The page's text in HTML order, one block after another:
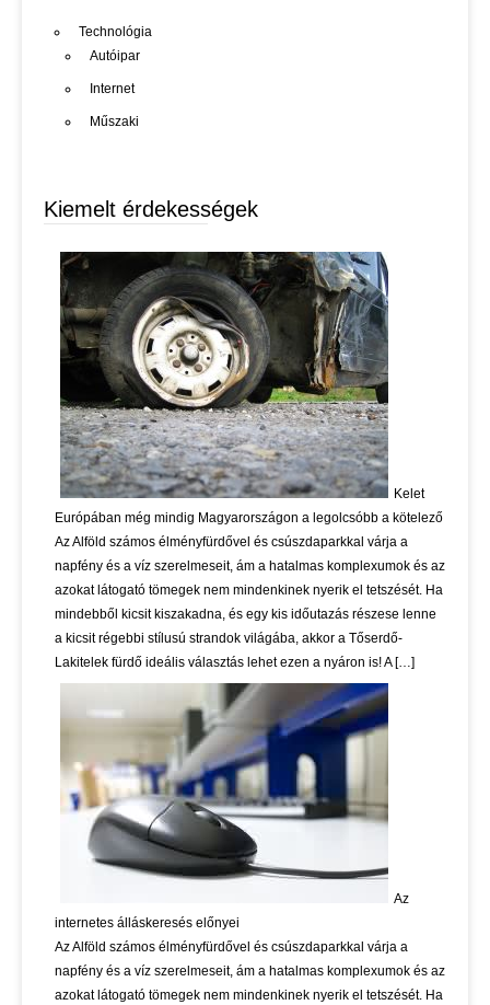
Technológia
Autóipar
Internet
Műszaki
Kiemelt érdekességek
Kelet
Európában még mindig Magyarországon a legolcsóbb a kötelező
Az Alföld számos élményfürdővel és csúszdaparkkal várja a
napfény és a víz szerelmeseit, ám a hatalmas komplexumok és az
azokat látogató tömegek nem mindenkinek nyerik el tetszését. Ha
mindebből kicsit kiszakadna, és egy kis időutazás részese lenne
a kicsit régebbi stílusú strandok világába, akkor a Tőserdő-
Lakitelek fürdő ideális választás lehet ezen a nyáron is! A […]
Az
internetes álláskeresés előnyei
Az Alföld számos élményfürdővel és csúszdaparkkal várja a
napfény és a víz szerelmeseit, ám a hatalmas komplexumok és az
azokat látogató tömegek nem mindenkinek nyerik el tetszését. Ha